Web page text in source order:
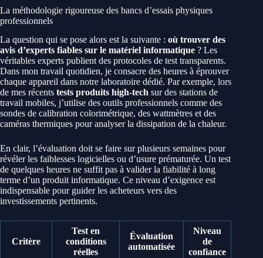
La méthodologie rigoureuse des bancs d’essais physiques
professionnels
La question qui se pose alors est la suivante : où trouver des
avis d’experts fiables sur le matériel informatique ? Les
véritables experts publient des protocoles de test transparents.
Dans mon travail quotidien, je consacre des heures à éprouver
chaque appareil dans notre laboratoire dédié. Par exemple, lors
de mes récents tests produits high-tech sur des stations de
travail mobiles, j’utilise des outils professionnels comme des
sondes de calibration colorimétrique, des wattmètres et des
caméras thermiques pour analyser la dissipation de la chaleur.
En clair, l’évaluation doit se faire sur plusieurs semaines pour
révéler les faiblesses logicielles ou d’usure prématurée. Un test
de quelques heures ne suffit pas à valider la fiabilité à long
terme d’un produit informatique. Ce niveau d’exigence est
indispensable pour guider les acheteurs vers des
investissements pertinents.
Critère
Test en
conditions
réelles
Évaluation
automatisée
Niveau
de
confiance